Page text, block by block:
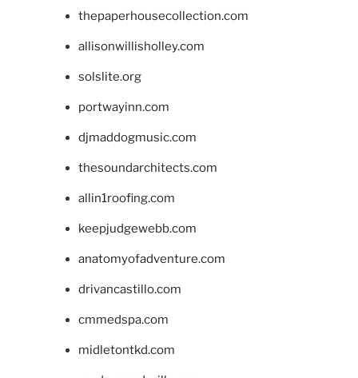
thepaperhousecollection.com
allisonwillisholley.com
solslite.org
portwayinn.com
djmaddogmusic.com
thesoundarchitects.com
allin1roofing.com
keepjudgewebb.com
anatomyofadventure.com
drivancastillo.com
cmmedspa.com
midletontkd.com